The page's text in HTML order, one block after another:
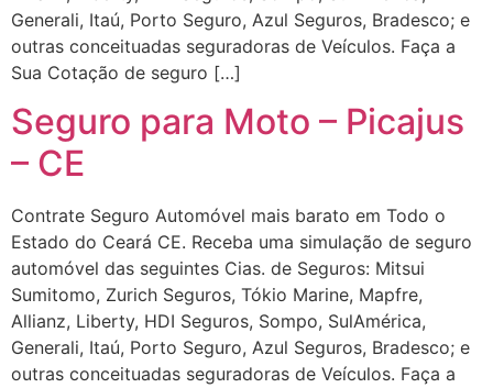
Generali, Itaú, Porto Seguro, Azul Seguros, Bradesco; e
outras conceituadas seguradoras de Veículos. Faça a
Sua Cotação de seguro […]
Seguro para Moto – Picajus
– CE
Contrate Seguro Automóvel mais barato em Todo o
Estado do Ceará CE. Receba uma simulação de seguro
automóvel das seguintes Cias. de Seguros: Mitsui
Sumitomo, Zurich Seguros, Tókio Marine, Mapfre,
Allianz, Liberty, HDI Seguros, Sompo, SulAmérica,
Generali, Itaú, Porto Seguro, Azul Seguros, Bradesco; e
outras conceituadas seguradoras de Veículos. Faça a